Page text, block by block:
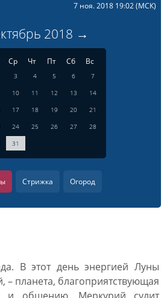
7 ноя. 2018 19:02(МСК)
2018 →
Ср Чт Пт Сб Вс
3 4 5 6
7
10 11 12 13
14
17 18 19 20
21
24 25 26 27
28
31
Стрижка Огород
В этот день энергией Луны
– планета, благоприятствующая